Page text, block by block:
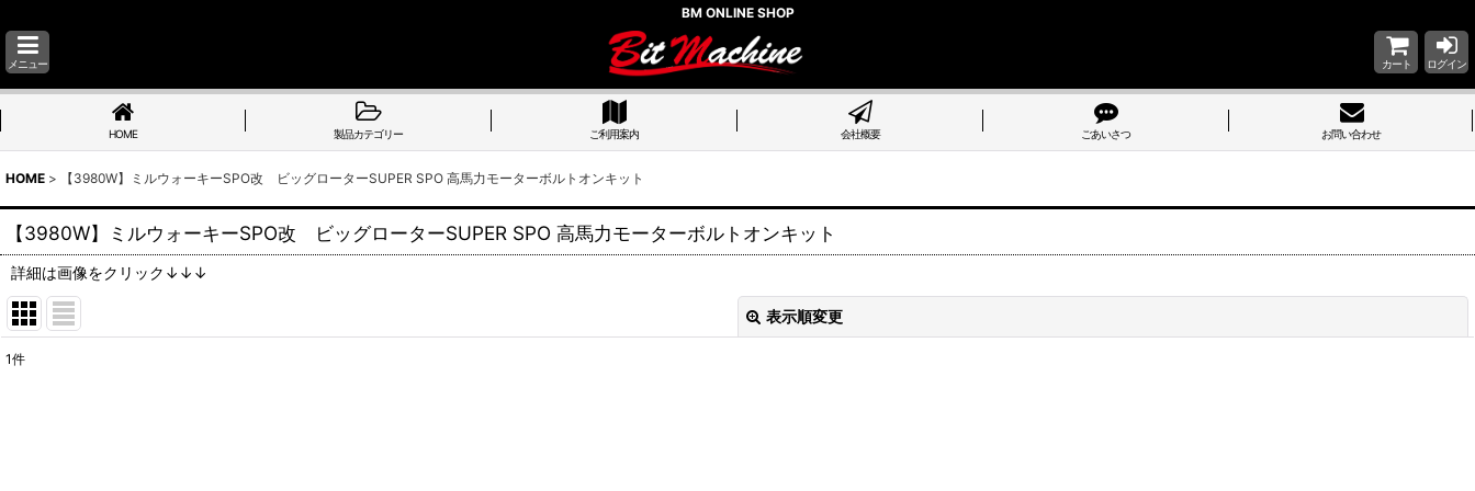
BM ONLINE SHOP
メニュー カート ログイン
HOME 製品カテゴリー ご利用案内 会社概要 ごあいさつ お問い合わせ
HOME > 【3980W】ミルウォーキーSPO改 ビッグローターSUPER SPO 高馬力モーターボルトオンキット
【3980W】ミルウォーキーSPO改 ビッグローターSUPER SPO 高馬力モーターボルトオンキット
詳細は画像をクリック↓↓↓
表示順変更
1件